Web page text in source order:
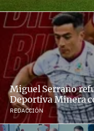
Miguel Serrano
Deportiva Minera
REDACCIÓN